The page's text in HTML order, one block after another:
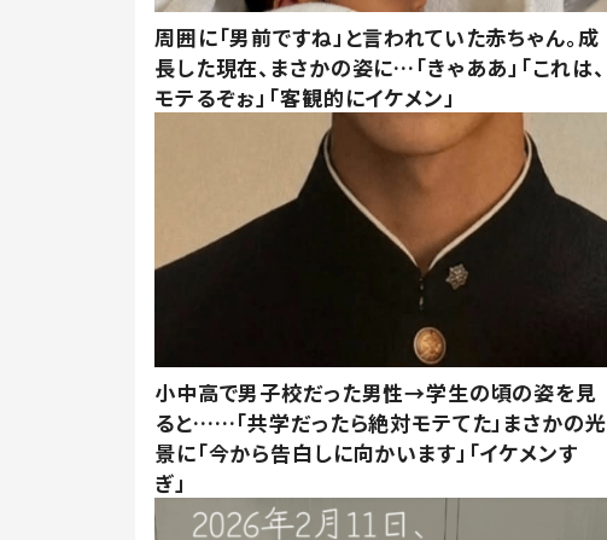
周囲に「男前ですね」と言われていた赤ちゃん。成
長した現在、まさかの姿に…「きゃああ」「これは、
モテるぞぉ」「客観的にイケメン」
小中高で男子校だった男性→学生の頃の姿を見
ると……「共学だったら絶対モテてた」まさかの光
景に「今から告白しに向かいます」「イケメンす
ぎ」